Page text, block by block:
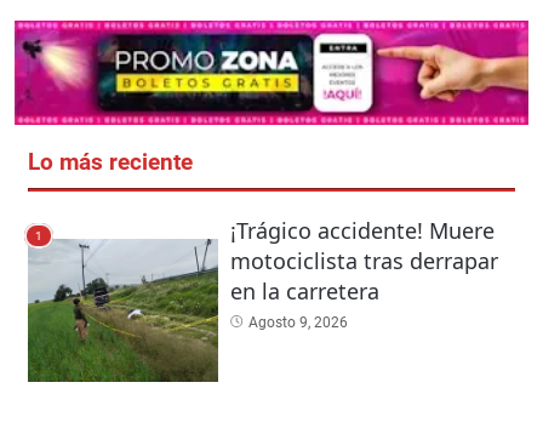
Lo más reciente
1
¡Trágico accidente! Muere
motociclista tras derrapar
en la carretera
Agosto 9, 2026